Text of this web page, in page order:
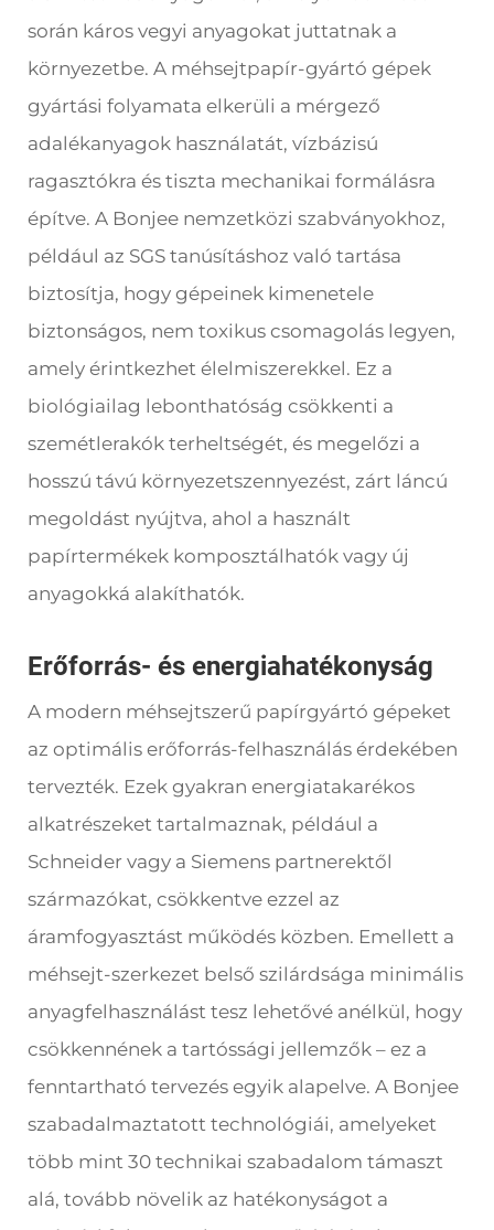
során káros vegyi anyagokat juttatnak a
környezetbe. A méhsejtpapír-gyártó gépek
gyártási folyamata elkerüli a mérgező
adalékanyagok használatát, vízbázisú
ragasztókra és tiszta mechanikai formálásra
építve. A Bonjee nemzetközi szabványokhoz,
például az SGS tanúsításhoz való tartása
biztosítja, hogy gépeinek kimenetele
biztonságos, nem toxikus csomagolás legyen,
amely érintkezhet élelmiszerekkel. Ez a
biológiailag lebonthatóság csökkenti a
szemétlerakók terheltségét, és megelőzi a
hosszú távú környezetszennyezést, zárt láncú
megoldást nyújtva, ahol a használt
papírtermékek komposztálhatók vagy új
anyagokká alakíthatók.
Erőforrás- és energiahatékonyság
A modern méhsejtszerű papírgyártó gépeket
az optimális erőforrás-felhasználás érdekében
tervezték. Ezek gyakran energiatakarékos
alkatrészeket tartalmaznak, például a
Schneider vagy a Siemens partnerektől
származókat, csökkentve ezzel az
áramfogyasztást működés közben. Emellett a
méhsejt-szerkezet belső szilárdsága minimális
anyagfelhasználást tesz lehetővé anélkül, hogy
csökkennének a tartóssági jellemzők – ez a
fenntartható tervezés egyik alapelve. A Bonjee
szabadalmaztatott technológiái, amelyeket
több mint 30 technikai szabadalom támaszt
alá, tovább növelik az hatékonyságot a